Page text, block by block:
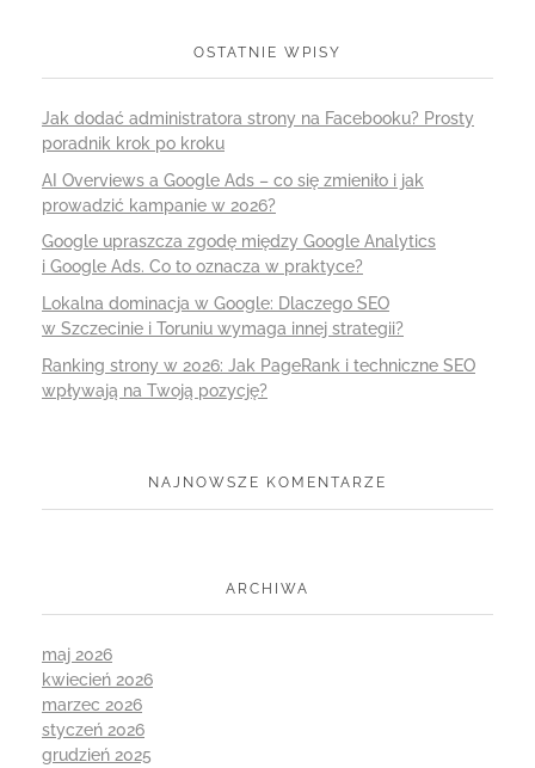
OSTATNIE WPISY
Jak dodać administratora strony na Facebooku? Prosty
poradnik krok po kroku
AI Overviews a Google Ads – co się zmieniło i jak
prowadzić kampanie w 2026?
Google upraszcza zgodę między Google Analytics
i Google Ads. Co to oznacza w praktyce?
Lokalna dominacja w Google: Dlaczego SEO
w Szczecinie i Toruniu wymaga innej strategii?
Ranking strony w 2026: Jak PageRank i techniczne SEO
wpływają na Twoją pozycję?
NAJNOWSZE KOMENTARZE
ARCHIWA
maj 2026
kwiecień 2026
marzec 2026
styczeń 2026
grudzień 2025